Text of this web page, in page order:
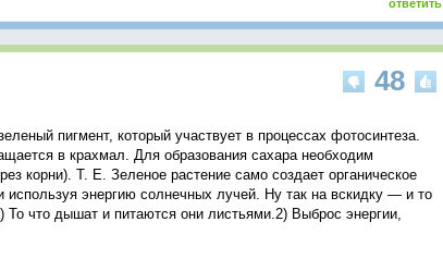
ответить
48
пигмент, который участвует в процессах фотосинтеза.
в крахмал. Для образования сахара необходим
корни). Т. Е. Зеленое растение само создает органическое
энергию солнечных лучей. Ну так на вскидку — и то
То что дышат и питаются они листьями.2) Выброс энергии,